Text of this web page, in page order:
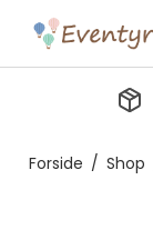
Forside / Shop